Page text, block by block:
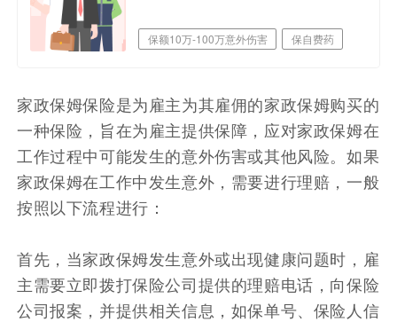
保额10万-100万意外伤害
保自费药
家政保姆保险是为雇主为其雇佣的家政保姆购买的
一种保险，旨在为雇主提供保障，应对家政保姆在
工作过程中可能发生的意外伤害或其他风险。如果
家政保姆在工作中发生意外，需要进行理赔，一般
按照以下流程进行：
首先，当家政保姆发生意外或出现健康问题时，雇
主需要立即拨打保险公司提供的理赔电话，向保险
公司报案，并提供相关信息，如保单号、保险人信